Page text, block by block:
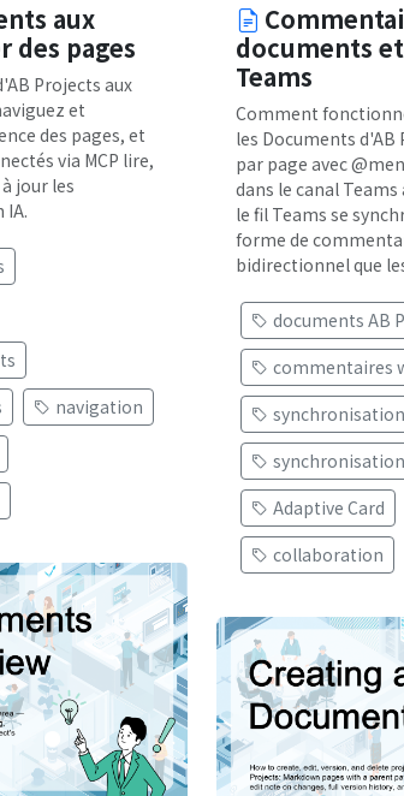
aux
des pages
Projects aux
et
des pages, et
via MCP lire,
jour les
IA.
navigation
documents
Teams
Comment
les Documents
par page avec
dans le canal
le fil Teams se
forme de
bidirectionnel que
documents AB
commentaires
Adaptive Card
collaboration